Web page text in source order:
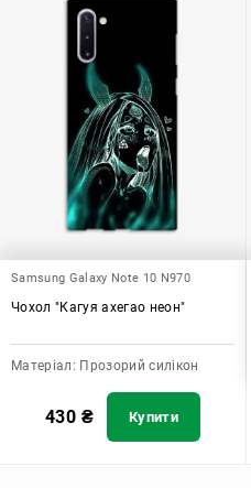
Samsung Galaxy Note 10 N970
Чохол "Кагуя ахегао неон"
Матеріал: Прозорий силікон
430 ₴ Купити